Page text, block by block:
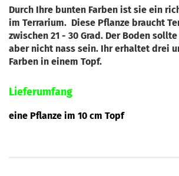
Durch Ihre bunten Farben ist sie ein
im Terrarium. Diese Pflanze braucht
zwischen 21 - 30 Grad. Der Boden
aber nicht nass sein. Ihr erhaltet drei
Farben in einem Topf.
Lieferumfang
eine Pflanze im 10 cm Topf